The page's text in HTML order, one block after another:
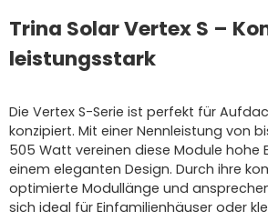
Trina Solar Vertex S –
leistungsstark
Die Vertex S-Serie ist perfekt für
konzipiert. Mit einer Nennleistung von
505 Watt vereinen diese Module hohe
einem eleganten Design. Durch ihre
optimierte Modullänge und
sich ideal für Einfamilienhäuser oder